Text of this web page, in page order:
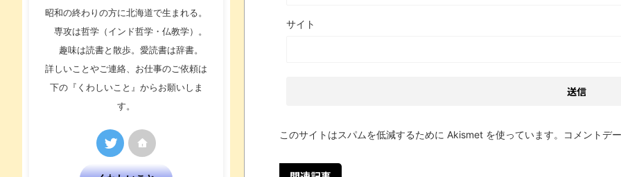
サイト
このサイトはスパムを低減するために Akismet を使っています。 コメントデ
昭和の終わりの方に北海道で生まれる。
専攻は哲学（インド哲学・仏教学）。
趣味は読書と散歩。愛読書は辞書。
詳しいことやご連絡、お仕事のご依頼は
下の『くわしいこと』からお願いしま
す。